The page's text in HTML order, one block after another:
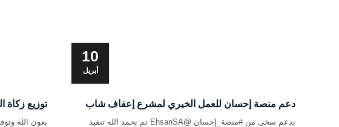
10
أبريل
دعم منصة إحسان للعمل الخيري لمشرع إعفاف شاب
بدعم سخي من #منصة_إحسان @EhsanSA تم بحمد الله تنفيذ
توزيع زكاة الفطر لعام
بعون الله